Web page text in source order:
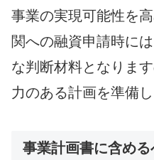
事業の実現可能性を
関への融資申請時に
な判断材料となりま
力のある計画を準備し
事業計画書に含める